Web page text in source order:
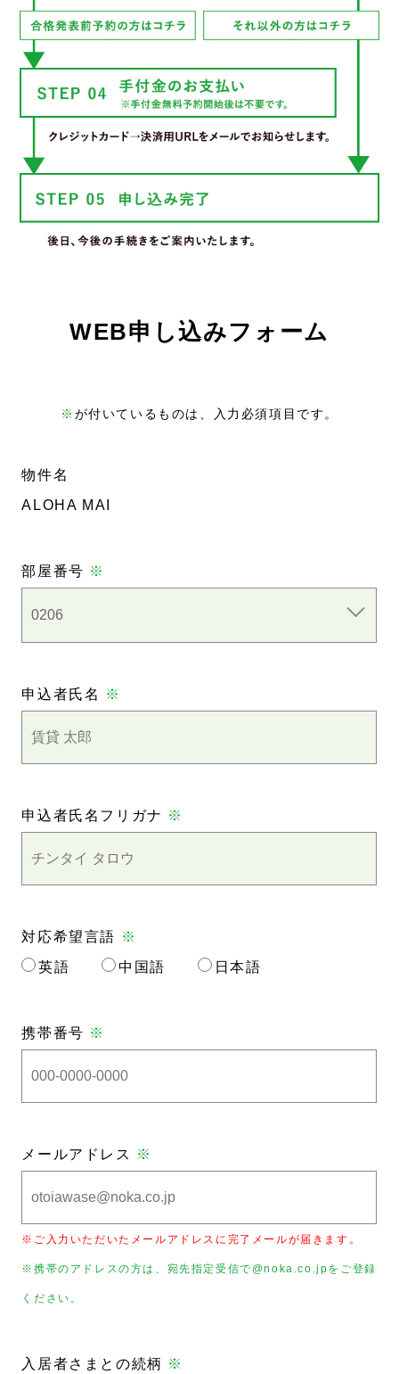
WEB申し込みフォーム
※ が付いているものは、入力必須項目です。
物件名
ALOHA MAI
部屋番号 ※
申込者氏名 ※
申込者氏名フリガナ ※
対応希望言語 ※
英語
中国語 日本語
携帯番号 ※
メールアドレス ※
※ご入力いただいたメールアドレスに完了メールが届きます。
※携帯のアドレスの方は、宛先指定受信で@noka.co.jpをご登録
ください。
入居者さまとの続柄 ※